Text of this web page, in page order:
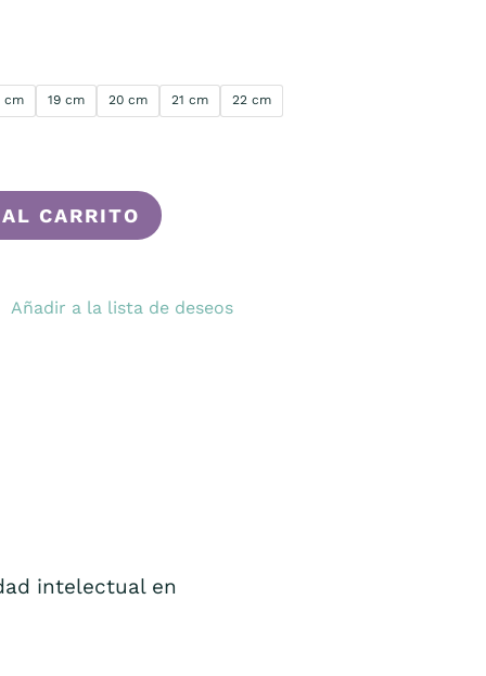
cm 19 cm 20 cm 21 cm 22 cm
CARRITO
Añadir a la lista de deseos
intelectual en